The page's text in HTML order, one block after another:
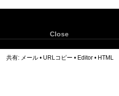
Close
共有: メール • URLコピー • Editor • HTML